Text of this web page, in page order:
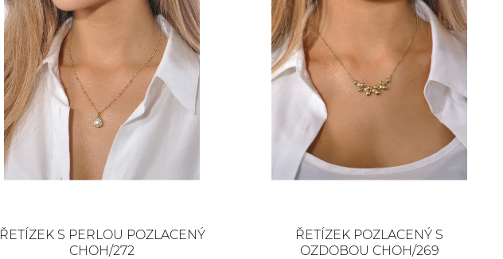
ŘETÍZEK S PERLOU POZLACENÝ
CHOH/272
ŘETÍZEK POZLACENÝ S
OZDOBOU CHOH/269